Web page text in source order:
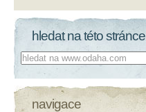
hledat na této stránce
Co hledat:
navigace